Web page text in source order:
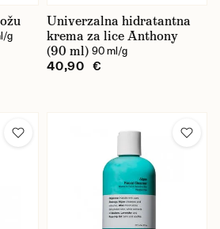
g
Univerzalna hidratantna
krema za lice Anthony
(90 ml) 90 ml/g
40,90 €